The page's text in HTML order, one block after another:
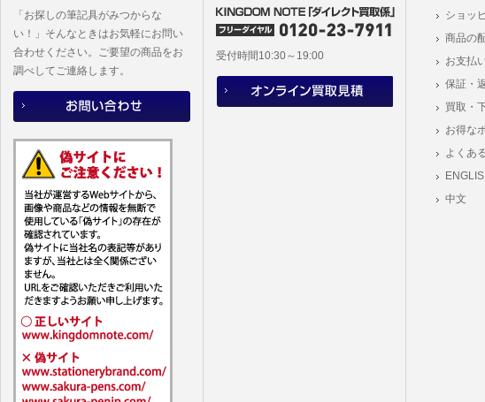
「お探しの筆記具がみつからな
い！」そんなときはお気軽にお問い
合わせください。ご要望の商品をお
調べしてご連絡します。
受付時間10:30～19:00
ショッ
商品の
お支払
保証・
買取・
お得な
よくあ
中文